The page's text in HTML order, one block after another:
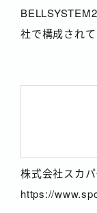
社で構成されて
株式会社スカ
https://